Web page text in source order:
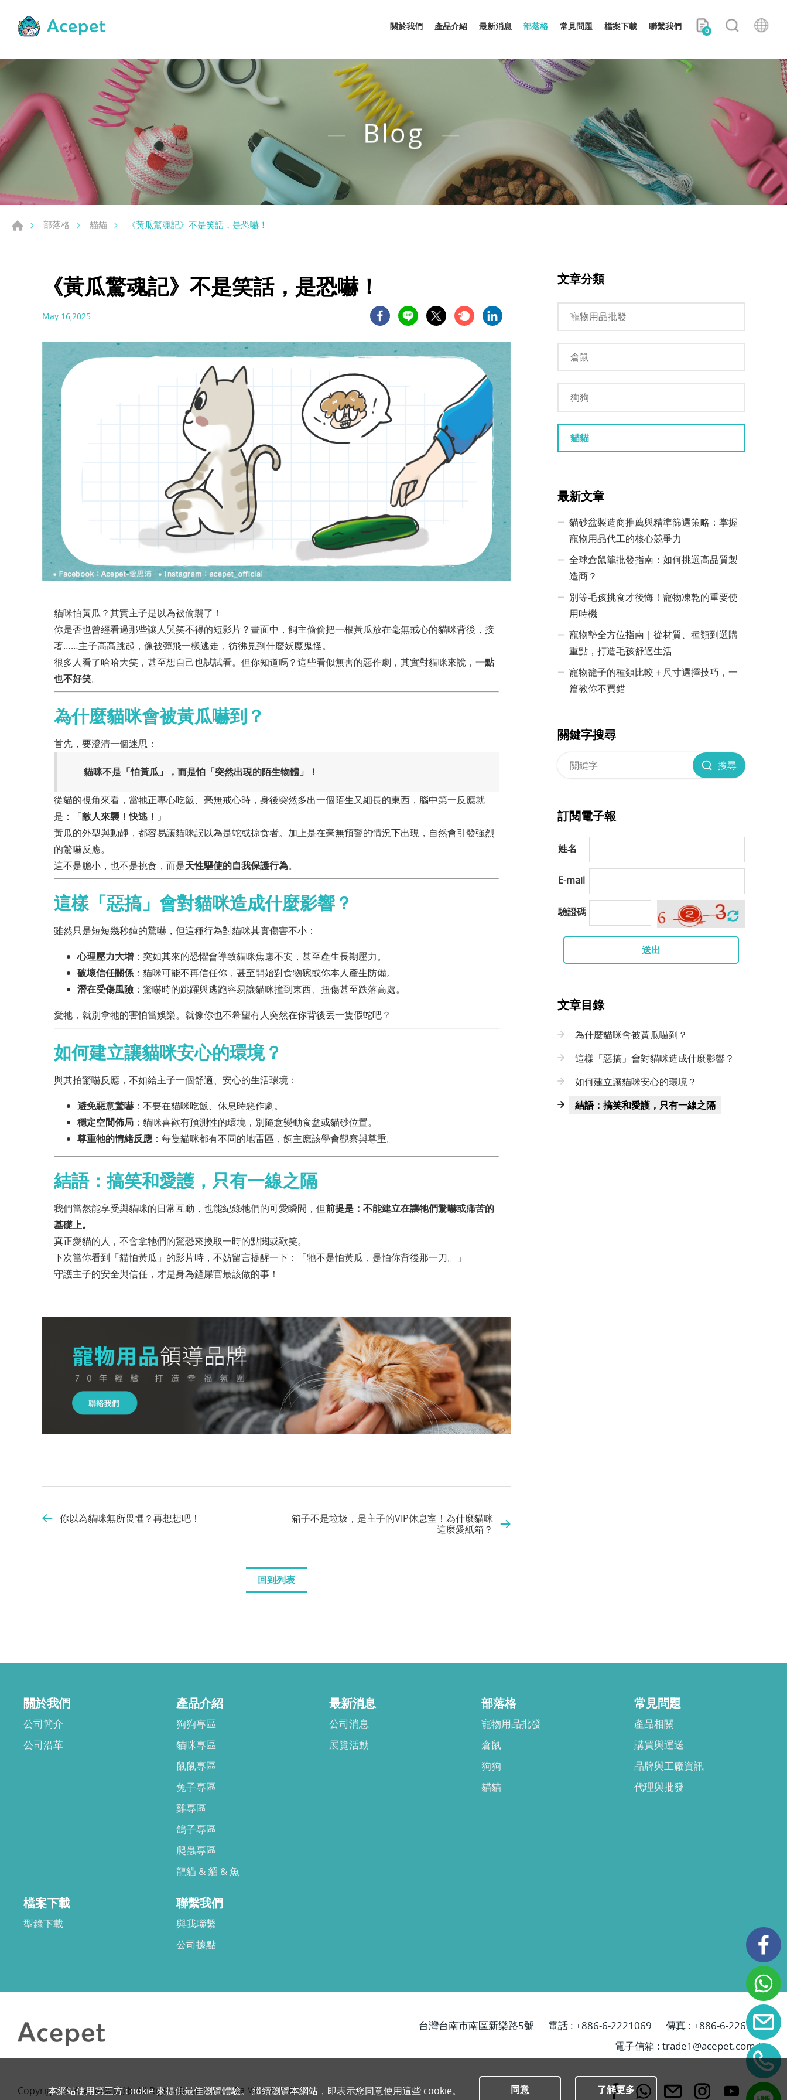
關於我們 產品介紹 最新消息 部落格 常見問題 檔案下載 聯繫我們 0
Blog
部落格 貓貓 《黃瓜驚魂記》不是笑話，是恐嚇！
《黃瓜驚魂記》不是笑話，是恐嚇！
May 16,2025
貓咪怕黃瓜？其實主子是以為被偷襲了！
你是否也曾經看過那些讓人哭笑不得的短影片？畫面中，飼主偷偷把一根黃瓜放在毫無戒心的貓咪背後，接
著……主子高高跳起，像被彈飛一樣逃走，彷彿見到什麼妖魔鬼怪。
很多人看了哈哈大笑，甚至想自己也試試看。但你知道嗎？這些看似無害的惡作劇，其實對貓咪來說， 一點
也不好笑。
為什麼貓咪會被黃瓜嚇到？
首先，要澄清一個迷思：
貓咪不是「怕黃瓜」，而是怕「突然出現的陌生物體」！
從貓的視角來看，當牠正專心吃飯、毫無戒心時，身後突然多出一個陌生又細長的東西，腦中第一反應就
是：「敵人來襲！快逃！ 」
黃瓜的外型與動靜，都容易讓貓咪誤以為是蛇或掠食者。加上是在毫無預警的情況下出現，自然會引發強烈
的驚嚇反應。
這不是膽小，也不是挑食，而是天性驅使的自我保護行為。
這樣「惡搞」會對貓咪造成什麼影響？
雖然只是短短幾秒鐘的驚嚇，但這種行為對貓咪其實傷害不小：
心理壓力大增 ：突如其來的恐懼會導致貓咪焦慮不安，甚至產生長期壓力。
破壞信任關係：貓咪可能不再信任你，甚至開始對食物碗或你本人產生防備。
潛在受傷風險 ：驚嚇時的跳躍與逃跑容易讓貓咪撞到東西、扭傷甚至跌落高處。
愛牠，就別拿牠的害怕當娛樂。就像你也不希望有人突然在你背後丟一隻假蛇吧？
如何建立讓貓咪安心的環境？
與其拍驚嚇反應，不如給主子一個舒適、安心的生活環境：
避免惡意驚嚇 ：不要在貓咪吃飯、休息時惡作劇。
穩定空間佈局 ：貓咪喜歡有預測性的環境，別隨意變動食盆或貓砂位置。
尊重牠的情緒反應 ：每隻貓咪都有不同的地雷區，飼主應該學會觀察與尊重。
結語：搞笑和愛護，只有一線之隔
我們當然能享受與貓咪的日常互動，也能紀錄牠們的可愛瞬間，但前提是：不能建立在讓牠們驚嚇或痛苦的
基礎上。
真正愛貓的人，不會拿牠們的驚恐來換取一時的點閱或歡笑。
下次當你看到「貓怕黃瓜」的影片時，不妨留言提醒一下：「牠不是怕黃瓜，是怕你背後那一刀。」
守護主子的安全與信任，才是身為鏟屎官最該做的事！
你以為貓咪無所畏懼？再想想吧！
箱子不是垃圾，是主子的VIP休息室！為什麼貓咪
這麼愛紙箱？
回到列表
文章分類
寵物用品批發
倉鼠
狗狗
貓貓
最新文章
貓砂盆製造商推薦與精準篩選策略：掌握
寵物用品代工的核心競爭力
全球倉鼠籠批發指南：如何挑選高品質製
造商？
別等毛孩挑食才後悔！寵物凍乾的重要使
用時機
寵物墊全方位指南｜從材質、種類到選購
重點，打造毛孩舒適生活
寵物籠子的種類比較＋尺寸選擇技巧，一
篇教你不買錯
關鍵字搜尋
搜尋
訂閱電子報
姓名
E-mail
驗證碼
送出
文章目錄
為什麼貓咪會被黃瓜嚇到？
這樣「惡搞」會對貓咪造成什麼影響？
如何建立讓貓咪安心的環境？
結語：搞笑和愛護，只有一線之隔
關於我們
公司簡介
公司沿革
產品介紹
狗狗專區
貓咪專區
鼠鼠專區
兔子專區
雞專區
鴿子專區
爬蟲專區
龍貓 & 貂 & 魚
最新消息
公司消息
展覽活動
部落格
寵物用品批發
倉鼠
狗狗
貓貓
常見問題
產品相關
購買與運送
品牌與工廠資訊
代理與批發
檔案下載
型錄下載
聯繫我們
與我聯繫
公司據點
台灣台南市南區新樂路5號 電話 : +886-6-2221069
傳真 : +886-6-2265629
電子信箱 : trade1@acepet.com.tw
Copyright © Acepet愛思沛. All Rights Reserved. Da-Vinci網頁設計
本網站使用第三方 cookie 來提供最佳瀏覽體驗。 繼續瀏覽本網站，即表示您同意使用這些 cookie。 同意 了解更多